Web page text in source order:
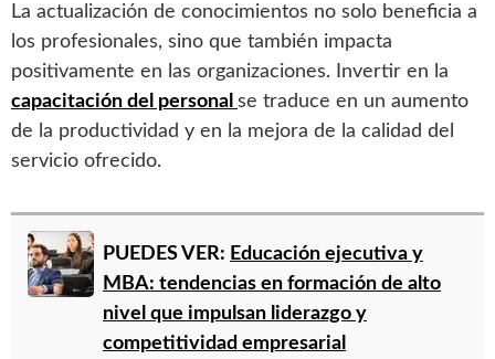
La actualización de conocimientos no solo beneficia a
los profesionales, sino que también impacta
positivamente en las organizaciones. Invertir en la
capacitación del personal se traduce en un aumento
de la productividad y en la mejora de la calidad del
servicio ofrecido.
PUEDES VER: Educación ejecutiva y
MBA: tendencias en formación de alto
nivel que impulsan liderazgo y
competitividad empresarial